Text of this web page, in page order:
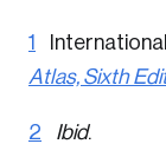
1
Atlas, Sixth
2 Ibid.